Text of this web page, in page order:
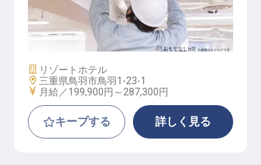
施設管理スタッフ
施設業態
リゾートホテル
勤務地
三重県鳥羽市鳥羽1-23-1
給与
月給／199,900円～ 287,300円
キープする 詳しく見る